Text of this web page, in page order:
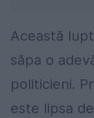
Această
săpa o
politicieni.
este lipsa